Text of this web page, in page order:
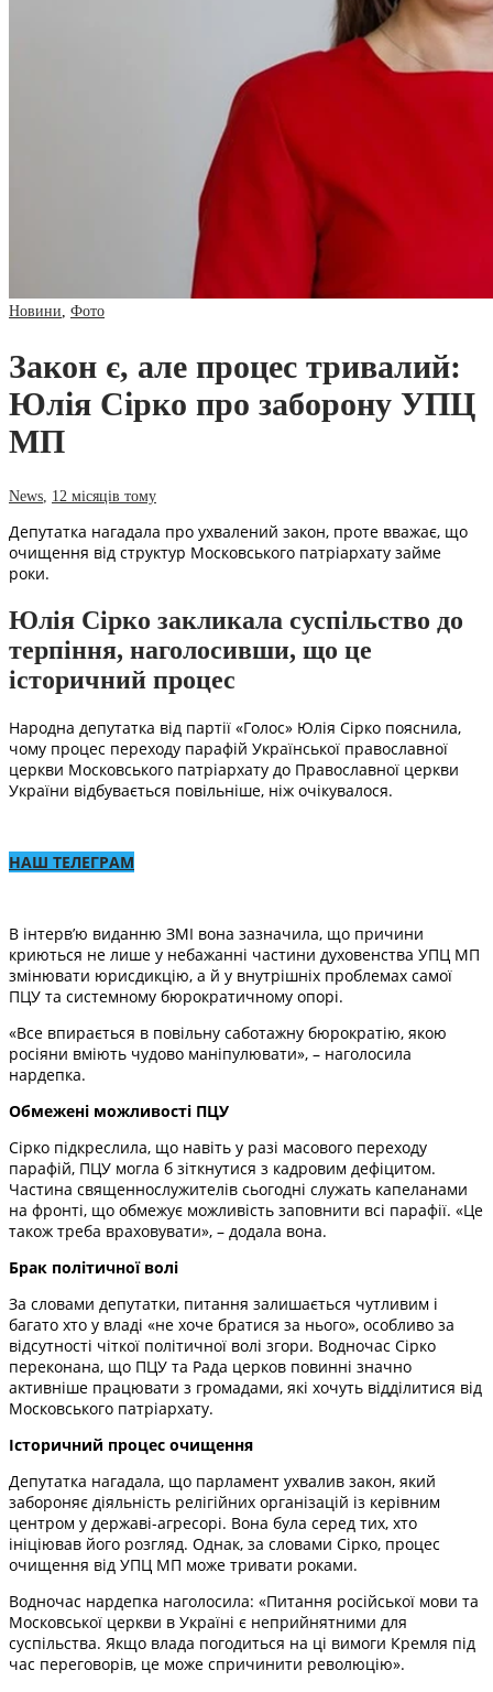
Новини Фото
Закон є, але процес тривалий:
Юлія Сірко про заборону УПЦ
МП
News 12 місяців тому
Депутатка нагадала про ухвалений закон, проте вважає, що
очищення від структур Московського патріархату займе
роки.
Юлія Сірко закликала суспільство до
терпіння, наголосивши, що це
історичний процес
Народна депутатка від партії «Голос» Юлія Сірко пояснила,
чому процес переходу парафій Української православної
церкви Московського патріархату до Православної церкви
України відбувається повільніше, ніж очікувалося.
НАШ ТЕЛЕГРАМ
В інтерв’ю виданню ЗМІ вона зазначила, що причини
криються не лише у небажанні частини духовенства УПЦ МП
змінювати юрисдикцію, а й у внутрішніх проблемах самої
ПЦУ та системному бюрократичному опорі.
«Все впирається в повільну саботажну бюрократію, якою
росіяни вміють чудово маніпулювати», – наголосила
нардепка.
Обмежені можливості ПЦУ
Сірко підкреслила, що навіть у разі масового переходу
парафій, ПЦУ могла б зіткнутися з кадровим дефіцитом.
Частина священнослужителів сьогодні служать капеланами
на фронті, що обмежує можливість заповнити всі парафії. «Це
також треба враховувати», – додала вона.
Брак політичної волі
За словами депутатки, питання залишається чутливим і
багато хто у владі «не хоче братися за нього», особливо за
відсутності чіткої політичної волі згори. Водночас Сірко
переконана, що ПЦУ та Рада церков повинні значно
активніше працювати з громадами, які хочуть відділитися від
Московського патріархату.
Історичний процес очищення
Депутатка нагадала, що парламент ухвалив закон, який
забороняє діяльність релігійних організацій із керівним
центром у державі-агресорі. Вона була серед тих, хто
ініціював його розгляд. Однак, за словами Сірко, процес
очищення від УПЦ МП може тривати роками.
Водночас нардепка наголосила: «Питання російської мови та
Московської церкви в Україні є неприйнятними для
суспільства. Якщо влада погодиться на ці вимоги Кремля під
час переговорів, це може спричинити революцію».